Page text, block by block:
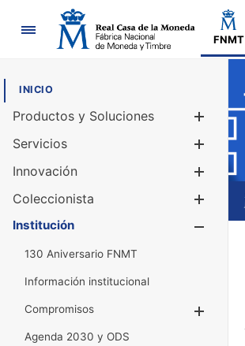
Navegación
FNMT
INICIO
Productos y Soluciones
Servicios
Innovación
Coleccionista
Institución
130 Aniversario FNMT
Información institucional
Compromisos
Agenda 2030 y ODS